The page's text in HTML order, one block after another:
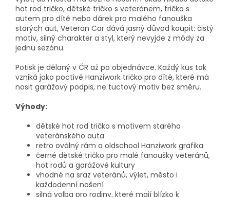
hot rod tričko, dětské tričko s veteránem, tričko s
autem pro dítě nebo dárek pro malého fanouška
starých aut, Veteran Car dává jasný důvod koupit: čistý
motiv, silný charakter a styl, který nevyjde z módy za
jednu sezónu.
Potisk je dělaný v ČR až po objednávce. Každý kus tak
vzniká jako poctivé Hanziwork tričko pro dítě, které má
nosit garážový podpis, ne tuctový motiv bez směru.
Výhody:
dětské hot rod tričko s motivem starého
veteránského auta
retro oválný rám a oldschool Hanziwork grafika
černé dětské tričko pro malé fanoušky veteránů,
hot rodů a garážové kultury
vhodné na sraz veteránů, výlet, město i
každodenní nošení
silná volba pro rodiny, které mají blízko k